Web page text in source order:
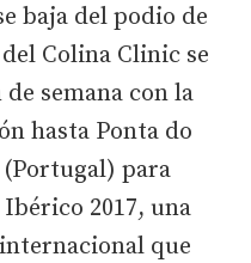
baja del podio de
Colina Clinic se
semana con la
hasta Ponta do
para
2017, una
que